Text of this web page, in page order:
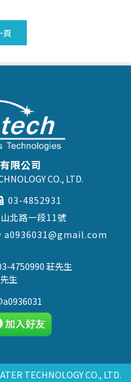
頁
限公司
CO., LTD.
03-4852931
北路一段11號
a0936031@gmail.com
4750990莊先生
生
TECHNOLOGY CO., LTD.